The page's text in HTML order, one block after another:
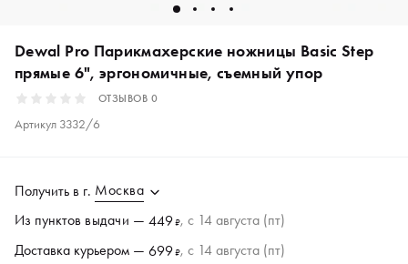
Dewal Pro Парикмахерские ножницы Basic Step
прямые 6", эргономичные, съемный упор
ОТЗЫВОВ 0
Артикул 3332/6
Получить в г. Москва
Из пунктов выдачи — 449₽, c 14 августа (пт)
Доставка курьером — 699₽, c 14 августа (пт)